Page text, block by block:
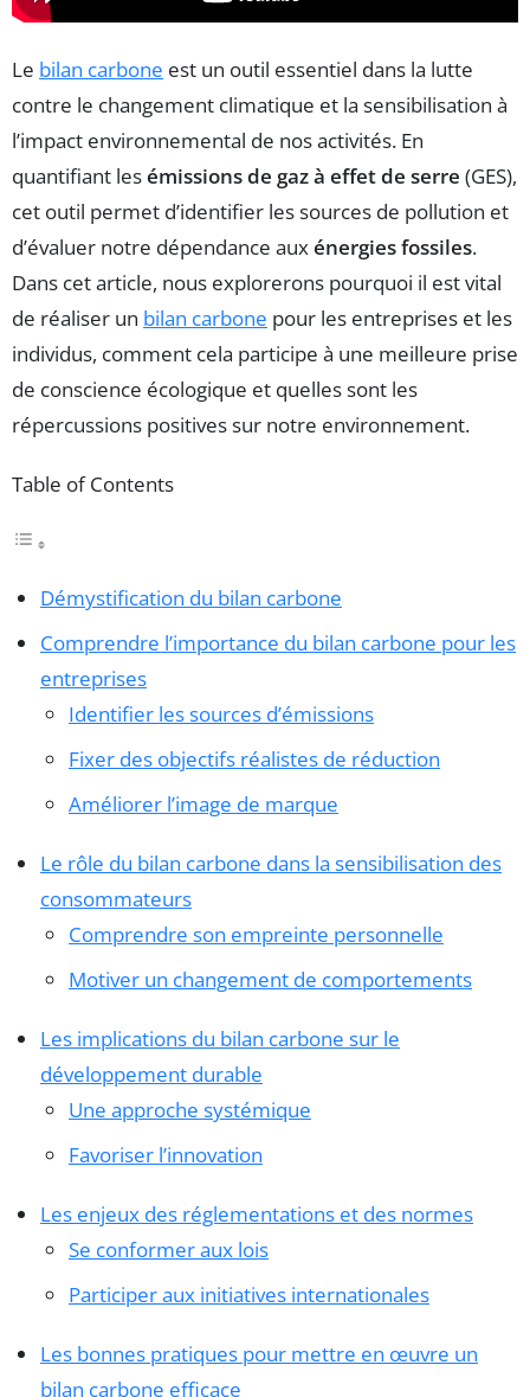
Le bilan carbone est un outil essentiel dans la lutte
contre le changement climatique et la sensibilisation à
l’impact environnemental de nos activités. En
quantifiant lesémissions de gaz à effet de serre (GES),
cet outil permet d’identifier les sources de pollution et
d’évaluer notre dépendance auxénergies fossiles.
Dans cet article, nous explorerons pourquoi il est vital
de réaliser un bilan carbone pour les entreprises et les
individus, comment cela participe à une meilleure prise
de conscience écologique et quelles sont les
répercussions positives sur notre environnement.
Table of Contents
Démystification du bilan carbone
Comprendre l’importance du bilan carbone pour les
entreprises
Identifier les sources d’émissions
Fixer des objectifs réalistes de réduction
Améliorer l’image de marque
Le rôle du bilan carbone dans la sensibilisation des
consommateurs
Comprendre son empreinte personnelle
Motiver un changement de comportements
Les implications du bilan carbone sur le
développement durable
Une approche systémique
Favoriser l’innovation
Les enjeux des réglementations et des normes
Se conformer aux lois
Participer aux initiatives internationales
Les bonnes pratiques pour mettre en œuvre un
bilan carbone efficace